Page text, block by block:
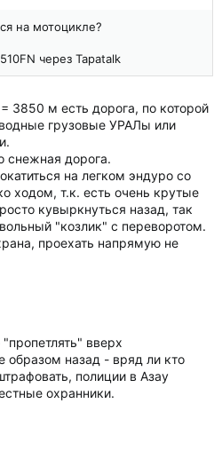
на мотоцикле?
через Tapatalk
3850 м есть дорога, по которой
грузовые УРАЛы или
снежная дорога.
на легком эндуро со
ходом, т.к. есть очень крутые
кувыркнуться назад, так
"козлик" с переворотом.
проехать напрямую не
вверх
образом назад - вряд ли кто
полиции в Азау
охранники.